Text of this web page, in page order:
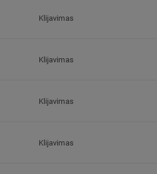
Klijavimas
Klijavimas
Klijavimas
Klijavimas